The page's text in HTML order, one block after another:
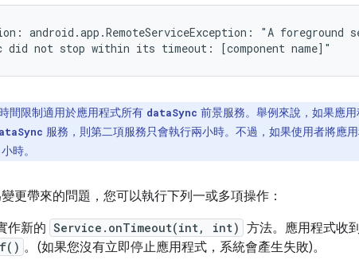
android.app.RemoteServiceException: "A foreground
間限制適用於應用程式所有 dataSync 前景服務。舉例來說，如果應
服務，則第二項服務只會執行兩小時。不過，如果使用者將應
時。
更帶來的問題，您可以執行下列一或多項操作：
作新的 Service.onTimeout(int, int) 方法。應用程式收
。(如果您沒有立即停止應用程式，系統會產生失敗)。